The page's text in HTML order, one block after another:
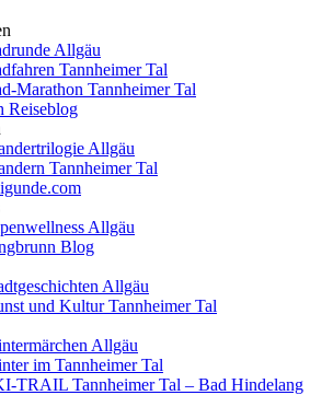
Allgäu
Tannheimer Tal
Marathon Tannheimer Tal
Reiseblog
Allgäu
Tannheimer Tal
Allgäu
Blog
Allgäu
und Kultur Tannheimer Tal
Allgäu
im Tannheimer Tal
TRAIL Tannheimer Tal – Bad Hindelang